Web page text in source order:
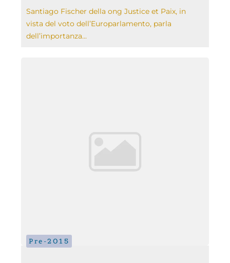
Santiago Fischer della ong Justice et Paix, in
vista del voto dell’Europarlamento, parla
dell’importanza...
Pre-2015